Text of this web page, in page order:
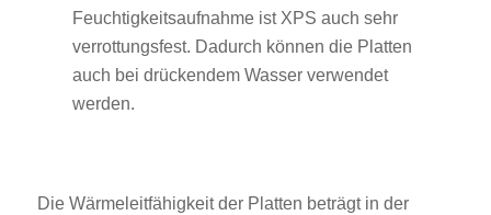
Feuchtigkeitsaufnahme ist XPS auch sehr
verrottungsfest. Dadurch können die Platten
auch bei drückendem Wasser verwendet
werden.
Die Wärmeleitfähigkeit der Platten beträgt in der